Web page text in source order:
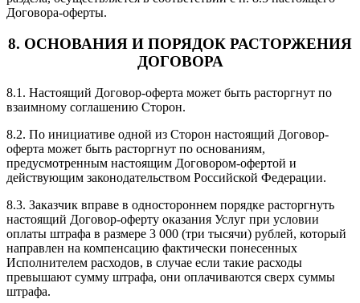
Договора-оферты.
8. ОСНОВАНИЯ И ПОРЯДОК РАСТОРЖЕНИЯ
ДОГОВОРА
8.1. Настоящий Договор-оферта может быть расторгнут по
взаимному соглашению Сторон.
8.2. По инициативе одной из Сторон настоящий Договор-
оферта может быть расторгнут по основаниям,
предусмотренным настоящим Договором-офертой и
действующим законодательством Российской Федерации.
8.3. Заказчик вправе в одностороннем порядке расторгнуть
настоящий Договор-оферту оказания Услуг при условии
оплаты штрафа в размере 3 000 (три тысячи) рублей, который
направлен на компенсацию фактически понесенных
Исполнителем расходов, в случае если такие расходы
превышают сумму штрафа, они оплачиваются сверх суммы
штрафа.